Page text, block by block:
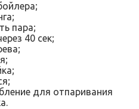
пара;
40 сек;
для отпаривания